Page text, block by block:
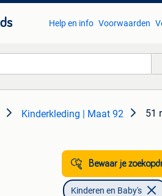
Help en info Voorwaarden
Kinderkleding | Maat 92 51
Bewaar je
Kinderen en Baby's